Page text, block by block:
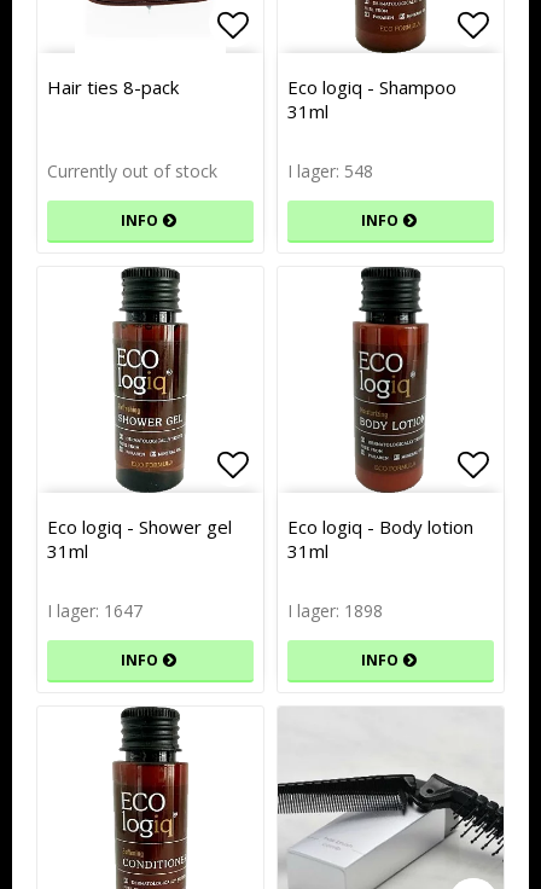
Lägg till i favoritlistan
Hair ties 8-pack
Currently out of stock
INFO
Eco logiq - Shampoo
31ml
I lager: 548
INFO
Lägg till i favoritlistan
Lägg till i favoritlistan
Eco logiq - Shower gel
31ml
I lager: 1647
INFO
Eco logiq - Body lotion
31ml
I lager: 1898
INFO